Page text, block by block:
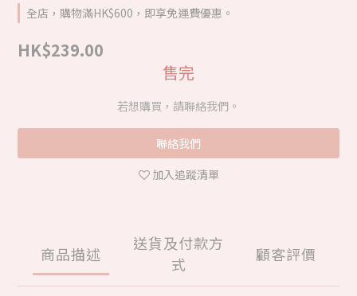
全店，購物滿HK$600，即享免運費優惠。
HK$239.00
售完
若想購買，請聯絡我們。
聯絡我們
加入追蹤清單
商品描述
送貨及付款方
式
顧客評價